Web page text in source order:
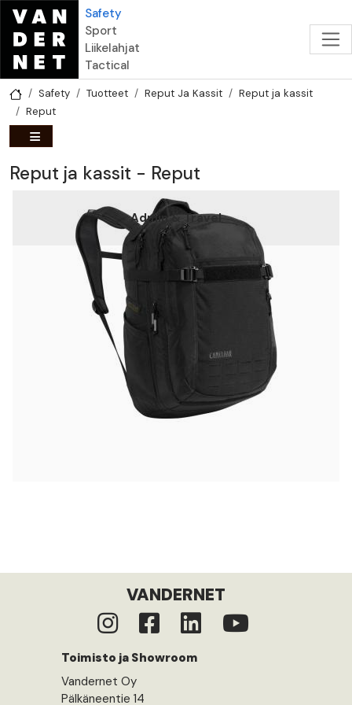
Hyppää pääsisältöön
Safety
Sport
Liikelahjat
Tactical
Safety Tuotteet Reput Ja Kassit
Reput ja kassit
Reput
Reput ja kassit - Reput
Admin & Travel
VANDERNET
Toimisto ja Showroom
Vandernet Oy
Pälkäneentie 14